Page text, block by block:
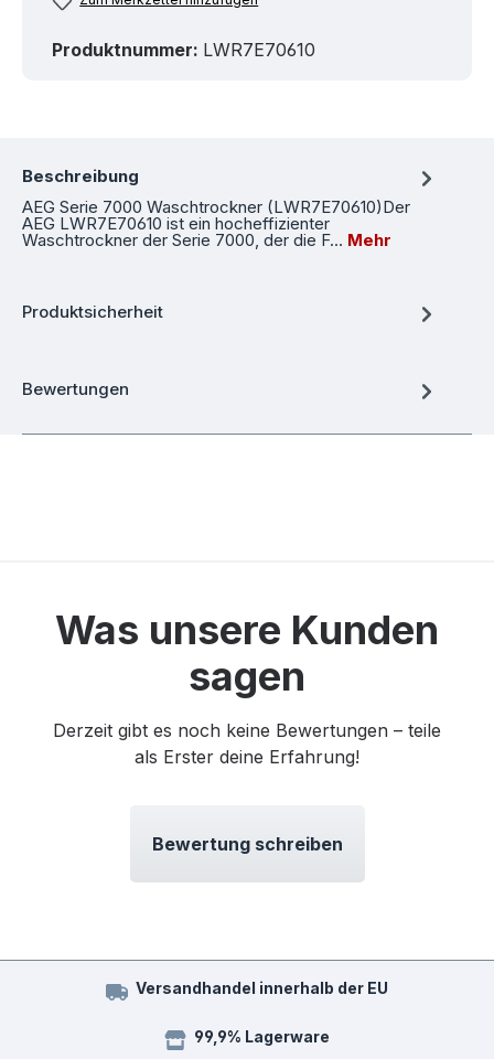
Produktnummer: LWR7E70610
Beschreibung
AEG Serie 7000 Waschtrockner (LWR7E70610)Der
AEG LWR7E70610 ist ein hocheffizienter
Waschtrockner der Serie 7000, der die F… Mehr
Produktsicherheit
Bewertungen
Was unsere Kunden
sagen
Derzeit gibt es noch keine Bewertungen – teile
als Erster deine Erfahrung!
Bewertung schreiben
Versandhandel innerhalb der EU
99,9% Lagerware